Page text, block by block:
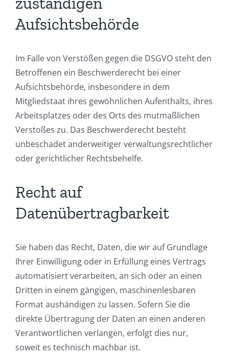
Aufsichtsbehörde
Im Falle von Verstößen gegen die DSGVO steht den
Betroffenen ein Beschwerderecht bei einer
Aufsichtsbehörde, insbesondere in dem
Mitgliedstaat ihres gewöhnlichen Aufenthalts, ihres
Arbeitsplatzes oder des Orts des mutmaßlichen
Verstoßes zu. Das Beschwerderecht besteht
unbeschadet anderweitiger verwaltungsrechtlicher
oder gerichtlicher Rechtsbehelfe.
Recht auf
Datenübertragbarkeit
Sie haben das Recht, Daten, die wir auf Grundlage
Ihrer Einwilligung oder in Erfüllung eines Vertrags
automatisiert verarbeiten, an sich oder an einen
Dritten in einem gängigen, maschinenlesbaren
Format aushändigen zu lassen. Sofern Sie die
direkte Übertragung der Daten an einen anderen
Verantwortlichen verlangen, erfolgt dies nur,
soweit es technisch machbar ist.